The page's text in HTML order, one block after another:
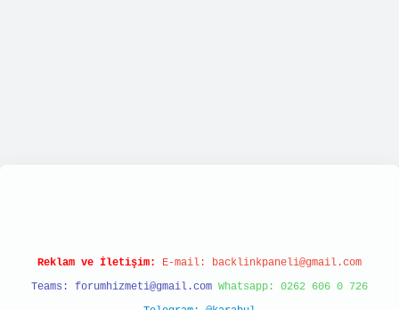
Reklam ve İletişim: E-mail: backlinkpaneli@gmail.com
Teams: forumhizmeti@gmail.com Whatsapp: 0262 606 0 726